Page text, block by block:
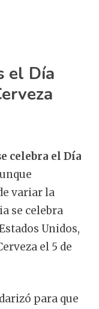
el Día
celebra el Día
variar la
se celebra
Unidos,
el 5 de
para que